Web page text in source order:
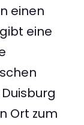
einen
eine
Ort zum